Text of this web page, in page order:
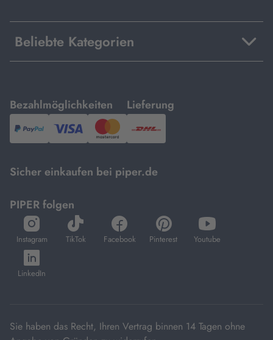
Beliebte Kategorien
Bezahlmöglichkeiten
mit
PayPal,Visa
und
Lieferung
mit
DHL.
Sicher einkaufen bei piper.de
PIPER folgen
Instagram
öffnet
in
neuem
Tab
TikTok
öffnet
in
Facebook
öffnet
in
Pinterest
öffnet
in
Youtube
öffnet
in
LinkedIn
öffnet
in
Sie haben das Recht, Ihren Vertrag binnen 14 Tagen ohne